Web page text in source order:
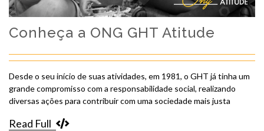
Conheça a ONG GHT Atitude
Desde o seu início de suas atividades, em 1981, o GHT já tinha um
grande compromisso com a responsabilidade social, realizando
diversas ações para contribuir com uma sociedade mais justa
Read Full